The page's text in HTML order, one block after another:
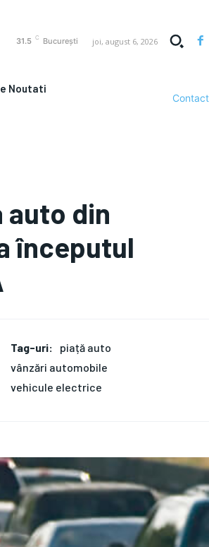
31.5 C București joi, august 6, 2026
Noutati
Contact
auto din
începutul
Tag-uri:
piață auto
vânzări automobile
vehicule electrice